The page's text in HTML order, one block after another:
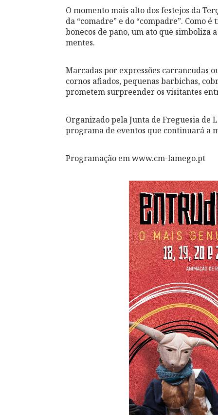
O momento mais alto dos festejos da
da “comadre” e do “compadre”. Como
bonecos de pano, um ato que simboliza
mentes.
Marcadas por expressões carrancudas
cornos afiados, pequenas barbichas,
prometem surpreender os visitantes
Organizado pela Junta de Freguesia de
programa de eventos que continuará a
Programação em www.cm-lamego.pt